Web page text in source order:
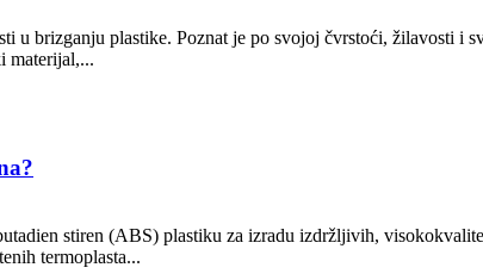
brizganju plastike. Poznat je po svojoj čvrstoći, žilavosti i
materijal,...
stiren (ABS) plastiku za izradu izdržljivih,
termoplasta...